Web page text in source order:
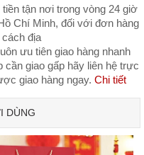
tận nơi trong vòng 24 giờ
Chí Minh, đối với đơn hàng
địa
ưu tiên giao hàng nhanh
giao gấp hãy liên hệ trực
giao hàng ngay. Chi tiết
DÙNG